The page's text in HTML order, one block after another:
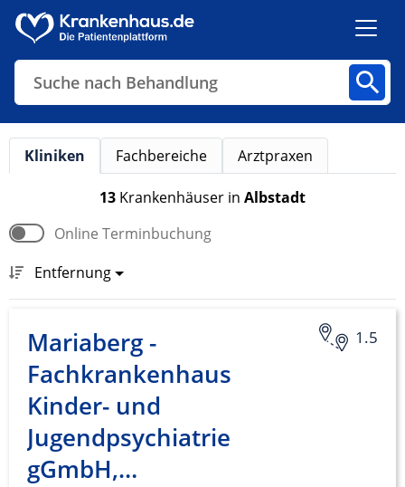
Suche nach Behandlung
Kliniken Fachbereiche Arztpraxen
13 Krankenhäuser in Albstadt
Online Terminbuchung
Entfernung
1.5
Mariaberg -
Fachkrankenhaus
Kinder- und
Jugendpsychiatrie
gGmbH,…